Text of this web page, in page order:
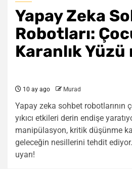
Yapay Zeka
Robotları:
Karanlık Yüzü
10 ay ago Murad
Yapay zeka sohbet robotlarının
yıkıcı etkileri derin endişe
manipülasyon, kritik düşünme
geleceğin nesillerini tehdit
uyarı!